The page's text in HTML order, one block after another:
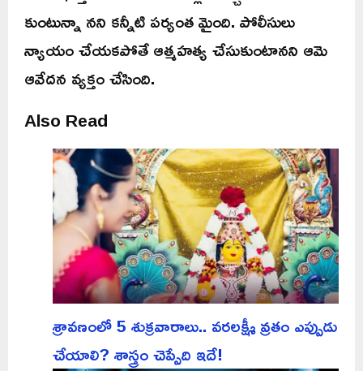
కుంటున్నా నని కన్నీటి పర్యంత మైంది. పోలీసులు
న్యాయం చేయకపోతే ఆత్మహత్య చేసుకుంటానని ఆమె
ఆవేదన వ్యక్తం చేసింది.
Also Read
శ్రావణంలో 5 శుక్రవారాలు.. వరలక్ష్మీ వ్రతం ఎప్పుడు
చేయాలి? శాస్త్రం చెప్పేది ఇదే!